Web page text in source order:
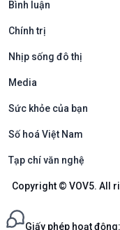
Bình luận
Chính trị
Nhịp sống đô thị
Media
Sức khỏe của bạn
Số hoá Việt Nam
Tạp chí văn nghệ
Copyright © VOV5. All
Giấy phép hoạt